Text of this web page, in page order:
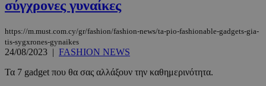
σύγχρονες γυναίκες
https://m.must.com.cy/gr/fashion/fashion-news/ta-pio-fashionable-gadgets-gia-
tis-sygxrones-gynaikes
24/08/2023 | FASHION NEWS
Τα 7 gadget που θα σας αλλάξουν την καθημερινότητα.